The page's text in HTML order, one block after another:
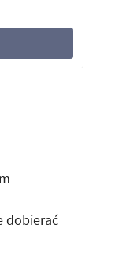
dobierać